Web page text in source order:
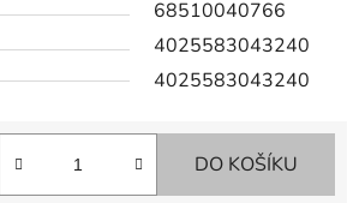
68510040766
4025583043240
4025583043240
DO KOŠÍKU